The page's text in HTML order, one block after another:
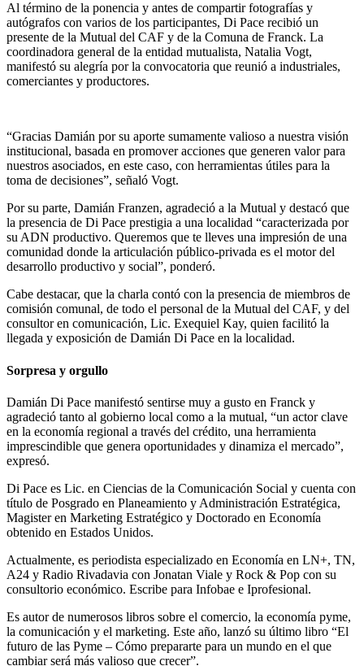
Al término de la ponencia y antes de compartir fotografías y
autógrafos con varios de los participantes, Di Pace recibió un
presente de la Mutual del CAF y de la Comuna de Franck. La
coordinadora general de la entidad mutualista, Natalia Vogt,
manifestó su alegría por la convocatoria que reunió a industriales,
comerciantes y productores.
“Gracias Damián por su aporte sumamente valioso a nuestra visión
institucional, basada en promover acciones que generen valor para
nuestros asociados, en este caso, con herramientas útiles para la
toma de decisiones”, señaló Vogt.
Por su parte, Damián Franzen, agradeció a la Mutual y destacó que
la presencia de Di Pace prestigia a una localidad “caracterizada por
su ADN productivo. Queremos que te lleves una impresión de una
comunidad donde la articulación público-privada es el motor del
desarrollo productivo y social”, ponderó.
Cabe destacar, que la charla contó con la presencia de miembros de
comisión comunal, de todo el personal de la Mutual del CAF, y del
consultor en comunicación, Lic. Exequiel Kay, quien facilitó la
llegada y exposición de Damián Di Pace en la localidad.
Sorpresa y orgullo
Damián Di Pace manifestó sentirse muy a gusto en Franck y
agradeció tanto al gobierno local como a la mutual, “un actor clave
en la economía regional a través del crédito, una herramienta
imprescindible que genera oportunidades y dinamiza el mercado”,
expresó.
Di Pace es Lic. en Ciencias de la Comunicación Social y cuenta con
título de Posgrado en Planeamiento y Administración Estratégica,
Magister en Marketing Estratégico y Doctorado en Economía
obtenido en Estados Unidos.
Actualmente, es periodista especializado en Economía en LN+, TN,
A24 y Radio Rivadavia con Jonatan Viale y Rock & Pop con su
consultorio económico. Escribe para Infobae e Iprofesional.
Es autor de numerosos libros sobre el comercio, la economía pyme,
la comunicación y el marketing. Este año, lanzó su último libro “El
futuro de las Pyme – Cómo prepararte para un mundo en el que
cambiar será más valioso que crecer”.